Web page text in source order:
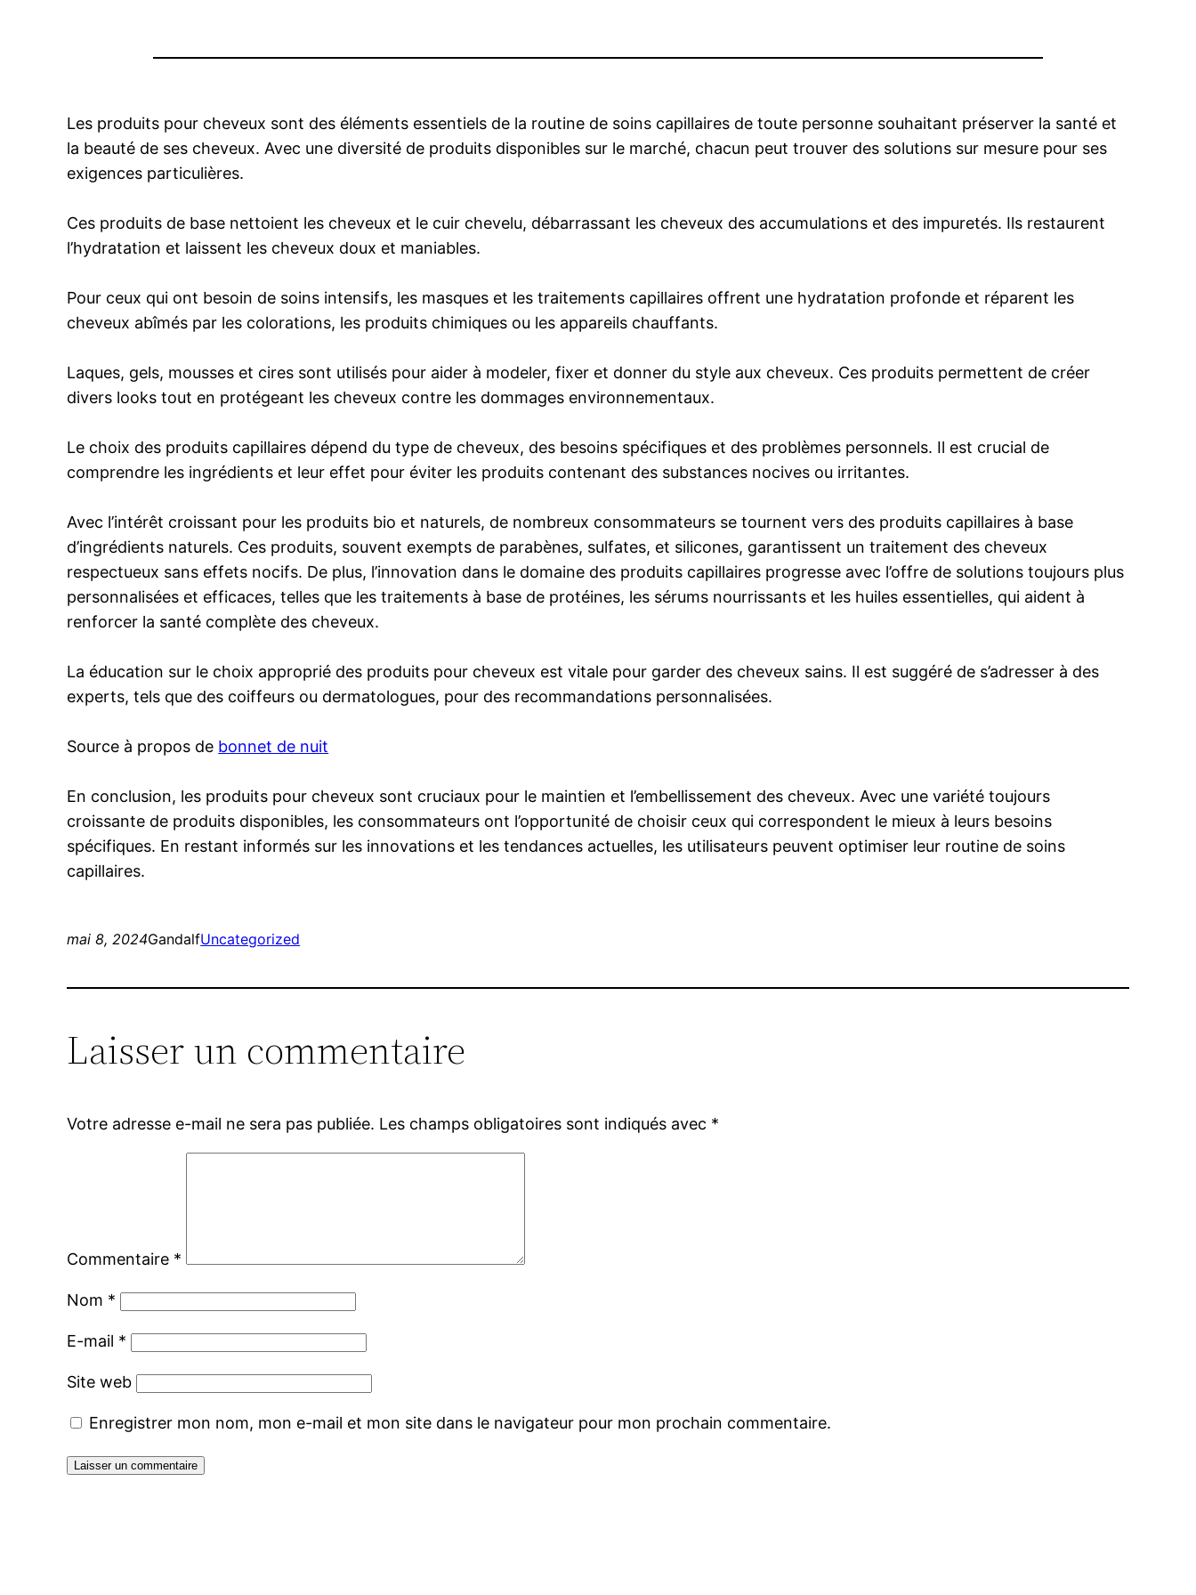
Les produits pour cheveux sont des éléments essentiels de la routine de soins capillaires de toute personne souhaitant préserver la santé et
la beauté de ses cheveux. Avec une diversité de produits disponibles sur le marché, chacun peut trouver des solutions sur mesure pour ses
exigences particulières.
Ces produits de base nettoient les cheveux et le cuir chevelu, débarrassant les cheveux des accumulations et des impuretés. Ils restaurent
l’hydratation et laissent les cheveux doux et maniables.
Pour ceux qui ont besoin de soins intensifs, les masques et les traitements capillaires offrent une hydratation profonde et réparent les
cheveux abîmés par les colorations, les produits chimiques ou les appareils chauffants.
Laques, gels, mousses et cires sont utilisés pour aider à modeler, fixer et donner du style aux cheveux. Ces produits permettent de créer
divers looks tout en protégeant les cheveux contre les dommages environnementaux.
Le choix des produits capillaires dépend du type de cheveux, des besoins spécifiques et des problèmes personnels. Il est crucial de
comprendre les ingrédients et leur effet pour éviter les produits contenant des substances nocives ou irritantes.
Avec l’intérêt croissant pour les produits bio et naturels, de nombreux consommateurs se tournent vers des produits capillaires à base
d’ingrédients naturels. Ces produits, souvent exempts de parabènes, sulfates, et silicones, garantissent un traitement des cheveux
respectueux sans effets nocifs. De plus, l’innovation dans le domaine des produits capillaires progresse avec l’offre de solutions toujours plus
personnalisées et efficaces, telles que les traitements à base de protéines, les sérums nourrissants et les huiles essentielles, qui aident à
renforcer la santé complète des cheveux.
La éducation sur le choix approprié des produits pour cheveux est vitale pour garder des cheveux sains. Il est suggéré de s’adresser à des
experts, tels que des coiffeurs ou dermatologues, pour des recommandations personnalisées.
Source à propos de bonnet de nuit
En conclusion, les produits pour cheveux sont cruciaux pour le maintien et l’embellissement des cheveux. Avec une variété toujours
croissante de produits disponibles, les consommateurs ont l’opportunité de choisir ceux qui correspondent le mieux à leurs besoins
spécifiques. En restant informés sur les innovations et les tendances actuelles, les utilisateurs peuvent optimiser leur routine de soins
capillaires.
mai 8, 2024GandalfUncategorized
Laisser un commentaire
Votre adresse e-mail ne sera pas publiée. Les champs obligatoires sont indiqués avec *
Commentaire *
Nom *
E-mail *
Site web
Enregistrer mon nom, mon e-mail et mon site dans le navigateur pour mon prochain commentaire.